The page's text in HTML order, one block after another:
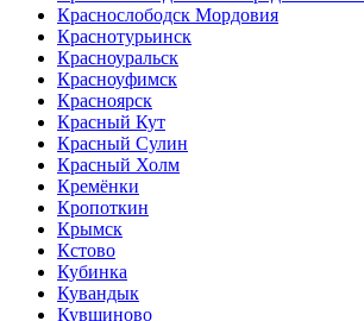
Краснослободск Мордовия
Краснотурьинск
Красноуральск
Красноуфимск
Красноярск
Красный Кут
Красный Сулин
Красный Холм
Кремёнки
Кропоткин
Крымск
Кстово
Кубинка
Кувандык
Кувшиново